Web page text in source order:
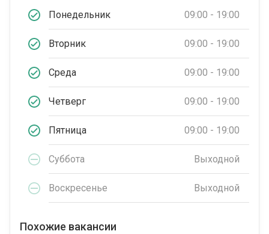
Понедельник 09:00 - 19:00
Вторник 09:00 - 19:00
Среда 09:00 - 19:00
Четверг 09:00 - 19:00
Пятница 09:00 - 19:00
Суббота Выходной
Воскресенье Выходной
Похожие вакансии